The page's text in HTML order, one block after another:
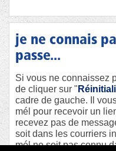
je ne connais
passe...
Si vous ne connaissez
de cliquer sur "
cadre de gauche. Il
mél pour recevoir un
recevez pas de
soit dans les courriers
mél ne soit pas connu